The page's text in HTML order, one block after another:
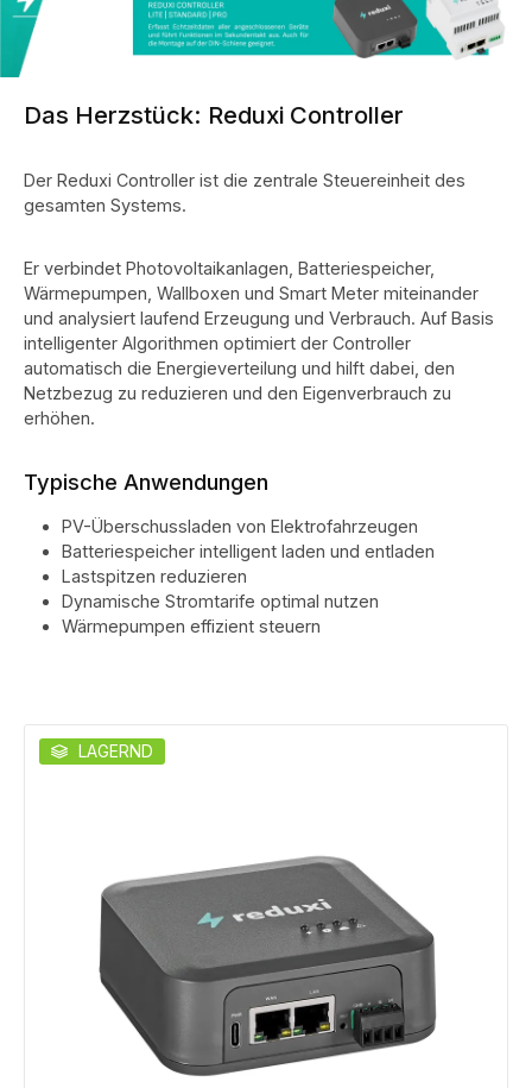
Das Herzstück: Reduxi Controller
Der Reduxi Controller ist die zentrale Steuereinheit des
gesamten Systems.
Er verbindet Photovoltaikanlagen, Batteriespeicher,
Wärmepumpen, Wallboxen und Smart Meter miteinander
und analysiert laufend Erzeugung und Verbrauch. Auf Basis
intelligenter Algorithmen optimiert der Controller
automatisch die Energieverteilung und hilft dabei, den
Netzbezug zu reduzieren und den Eigenverbrauch zu
erhöhen.
Typische Anwendungen
PV-Überschussladen von Elektrofahrzeugen
Batteriespeicher intelligent laden und entladen
Lastspitzen reduzieren
Dynamische Stromtarife optimal nutzen
Wärmepumpen effizient steuern
LAGERND